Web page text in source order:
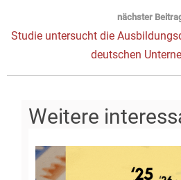
nächster
Next
Studie untersucht die
deutschen